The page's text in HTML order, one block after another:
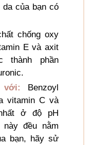
da của bạn có
chống oxy
E và axit
thành phần
với:
Benzoyl
vitamin C và
ở độ pH
đều nằm
bạn, hãy sử